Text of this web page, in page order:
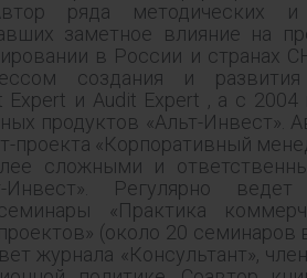
ряда методических
заметное влияние на
в России и странах
создания и
Expert и Audit Expert , а с 2004
продуктов «Альт-Инвест».
проекта «Корпоративный
сложными и
Инвест». Регулярно
«Практика
(около 20 семинаров
журнала «Консультант»,